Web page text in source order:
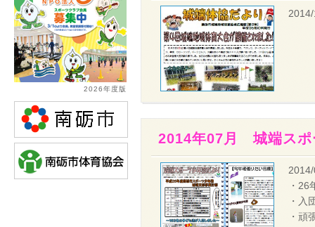
2014年07月 城端スポ
・26
・入
・頑
2026年度版